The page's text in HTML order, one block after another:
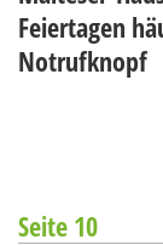
Feiertagen
Notrufknopf
Seite 10